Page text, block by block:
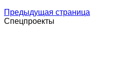
Предыдущая страница
Спецпроекты